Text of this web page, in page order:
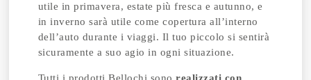
utile in primavera, estate più fresca e autunno, e
in inverno sarà utile come copertura all’interno
dell’auto durante i viaggi. Il tuo piccolo si sentirà
sicuramente a suo agio in ogni situazione.